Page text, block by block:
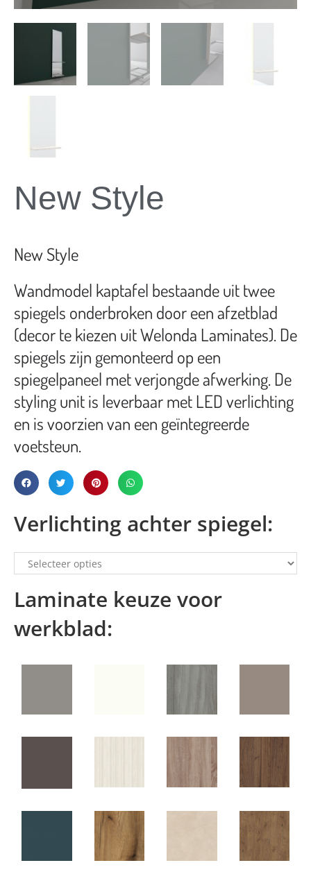
New Style
New Style
Wandmodel kaptafel bestaande uit twee
spiegels onderbroken door een afzetblad
(decor te kiezen uit Welonda Laminates). De
spiegels zijn gemonteerd op een
spiegelpaneel met verjongde afwerking. De
styling unit is leverbaar met LED verlichting
en is voorzien van een geïntegreerde
voetsteun.
Verlichting achter spiegel:
Laminate keuze voor
werkblad: